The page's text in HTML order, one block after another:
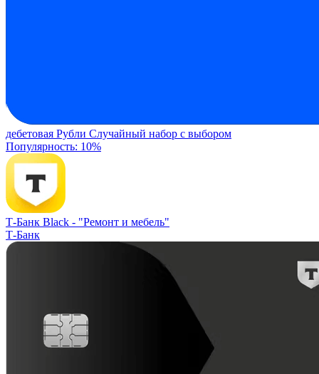
дебетовая Рубли Случайный набор с выбором
Популярность: 10%
Т-Банк Black - "Ремонт и мебель"
Т-Банк